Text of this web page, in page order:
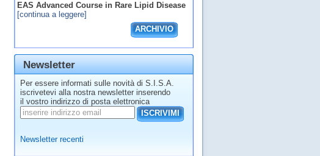
EAS Advanced Course in Rare Lipid Disease
[continua a leggere]
ARCHIVIO
Newsletter
Per essere informati sulle novità di S.I.S.A.
iscrivetevi alla nostra newsletter inserendo
il vostro indirizzo di posta elettronica
ISCRIVIMI
Newsletter recenti